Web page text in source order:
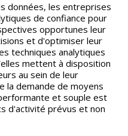
données, les entreprises
de confiance pour
opportunes leur
et d'optimiser leur
techniques analytiques
mettent à disposition
au sein de leur
la demande de moyens
et souple est
d'activité prévus et non